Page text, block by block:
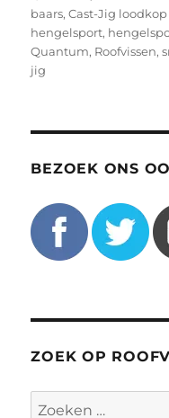
baars,Cast-Jig
hengelsport,
Quantum, Roofvissen,
jig
BEZOEK ONS
ZOEK OP
Zoeken